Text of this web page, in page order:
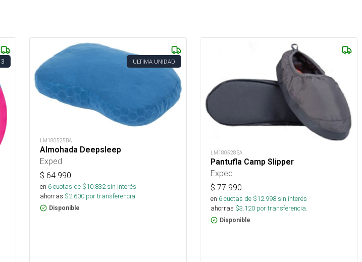
3 ÚLTIMA UNIDAD
LM180525BA
Almohada Deepsleep
Exped
$ 64.990
en 6cuotas de $10.832sin interés
ahorras $2.600 por transferencia.
Disponible
LM180528BA
Pantufla Camp Slipper
Exped
$ 77.990
en 6cuotas de $12.998sin interés
ahorras $3.120 por transferencia.
Disponible